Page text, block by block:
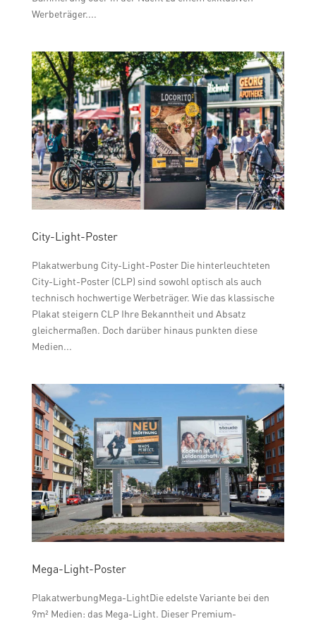
Werbeträger....
City-Light-Poster
Plakatwerbung City-Light-Poster Die hinterleuchteten
City-Light-Poster (CLP) sind sowohl optisch als auch
technisch hochwertige Werbeträger. Wie das klassische
Plakat steigern CLP Ihre Bekanntheit und Absatz
gleichermaßen. Doch darüber hinaus punkten diese
Medien...
Mega-Light-Poster
PlakatwerbungMega-LightDie edelste Variante bei den
9m² Medien: das Mega-Light. Dieser Premium-